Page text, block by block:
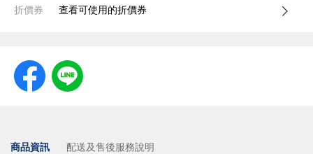
折價券 查看可使用的折價券
商品資訊 配送及售後服務說明